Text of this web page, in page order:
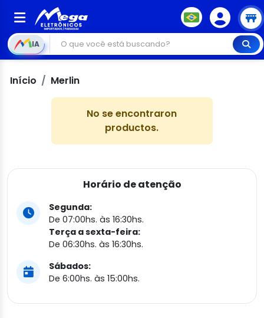
IA
Início Merlin
No se encontraron
productos.
Horário de atenção
Segunda:
De 07:00hs. às 16:30hs.
Terça a sexta-feira:
De 06:30hs. às 16:30hs.
Sábados:
De 6:00hs. às 15:00hs.